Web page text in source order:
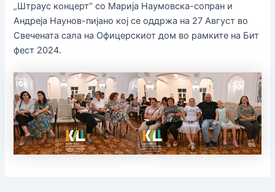
„Штраус концерт“ со Марија Наумовска-сопран и
Андреја Наунов-пијано кој се оддржа на 27 Август во
Свечената сала на Офицерскиот дом во рамките на Бит
фест 2024.